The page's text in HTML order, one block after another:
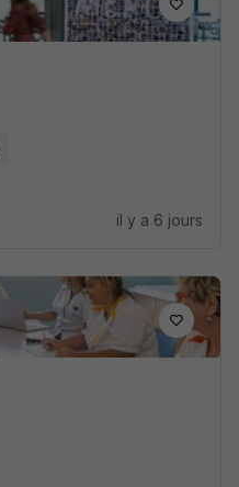
il y a 6 jours